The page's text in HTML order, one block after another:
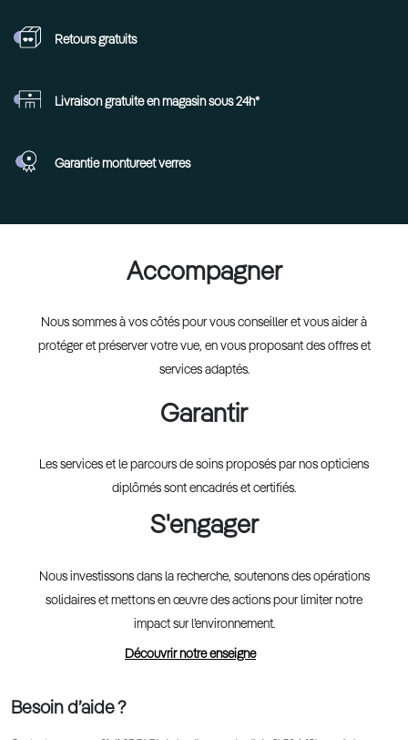
Retoursgratuits
Livraison gratuite en magasin sous 24h*
Garantie montureet verres
Accompagner
Nous sommes à vos côtés pour vous conseiller et vous aider à
protéger et préserver votre vue, en vous proposant des offres et
services adaptés.
Garantir
Les services et le parcours de soins proposés par nos opticiens
diplômés sont encadrés et certifiés.
S'engager
Nous investissons dans la recherche, soutenons des opérations
solidaires et mettons en œuvre des actions pour limiter notre
impact sur l’environnement.
Découvrir notre enseigne
Besoin d’aide ?